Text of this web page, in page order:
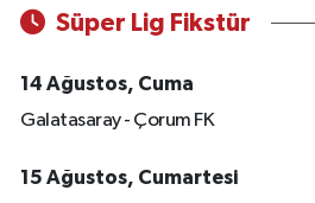
Süper Lig Fikstür
14 Ağustos, Cuma
Galatasaray - Çorum FK
15 Ağustos, Cumartesi